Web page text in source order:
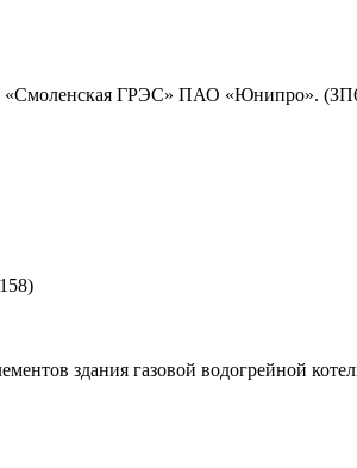
«Смоленская ГРЭС» ПАО «Юнипро».
здания газовой водогрейной